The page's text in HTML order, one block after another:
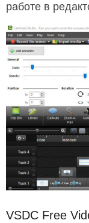
работе в
VSDC Free